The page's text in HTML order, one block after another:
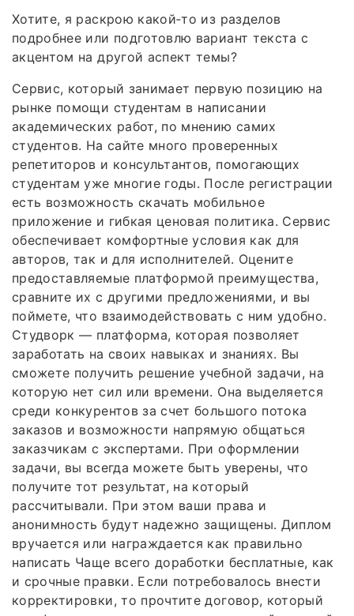
Хотите, я раскрою какой‑то из разделов
подробнее или подготовлю вариант текста с
акцентом на другой аспект темы?
Сервис, который занимает первую позицию на
рынке помощи студентам в написании
академических работ, по мнению самих
студентов. На сайте много проверенных
репетиторов и консультантов, помогающих
студентам уже многие годы. После регистрации
есть возможность скачать мобильное
приложение и гибкая ценовая политика. Сервис
обеспечивает комфортные условия как для
авторов, так и для исполнителей. Оцените
предоставляемые платформой преимущества,
сравните их с другими предложениями, и вы
поймете, что взаимодействовать с ним удобно.
Студворк — платформа, которая позволяет
заработать на своих навыках и знаниях. Вы
сможете получить решение учебной задачи, на
которую нет сил или времени. Она выделяется
среди конкурентов за счет большого потока
заказов и возможности напрямую общаться
заказчикам с экспертами. При оформлении
задачи, вы всегда можете быть уверены, что
получите тот результат, на который
рассчитывали. При этом ваши права и
анонимность будут надежно защищены. Диплом
вручается или награждается как правильно
написать Чаще всего доработки бесплатные, как
и срочные правки. Если потребовалось внести
корректировки, то прочтите договор, который